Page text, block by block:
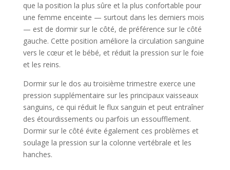
que la position la plus sûre et la plus confortable pour
une femme enceinte — surtout dans les derniers mois
— est de dormir sur le côté, de préférence sur le côté
gauche. Cette position améliore la circulation sanguine
vers le cœur et le bébé, et réduit la pression sur le foie
et les reins.
Dormir sur le dos au troisième trimestre exerce une
pression supplémentaire sur les principaux vaisseaux
sanguins, ce qui réduit le flux sanguin et peut entraîner
des étourdissements ou parfois un essoufflement.
Dormir sur le côté évite également ces problèmes et
soulage la pression sur la colonne vertébrale et les
hanches.